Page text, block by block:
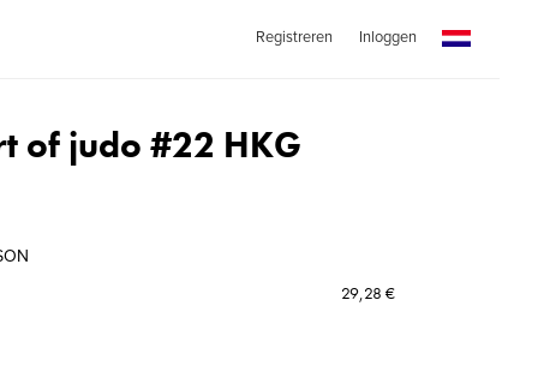
Registreren Inloggen
of judo #22 HKG
29,28 €